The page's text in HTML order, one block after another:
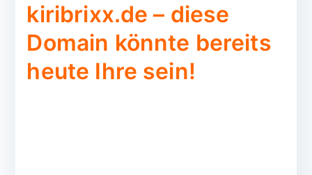
kiribrixx.de – diese
Domain könnte bereits
heute Ihre sein!